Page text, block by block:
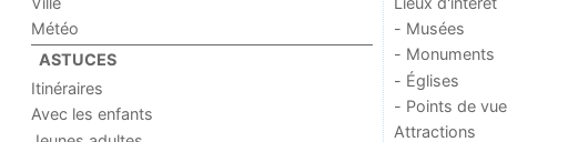
Météo
ASTUCES
Itinéraires
Avec les enfants
- Musées
- Monuments
- Églises
- Points de vue
Attractions